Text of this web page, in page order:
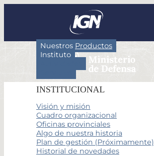
Nuestros Productos
Instituto
INSTITUCIONAL
Visión y misión
Cuadro organizacional
Oficinas provinciales
Algo de nuestra historia
Plan de gestión (Próximamente)
Historial de novedades